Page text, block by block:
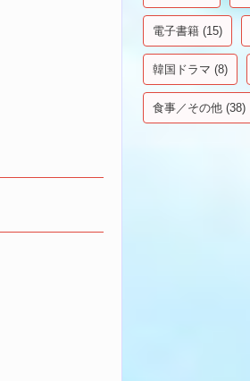
電子書籍(15)
韓国ドラマ (8)
食事／その他(38)